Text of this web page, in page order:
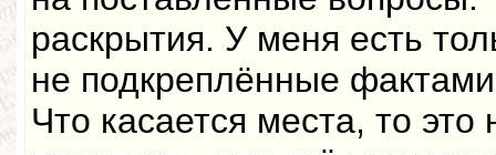
раскрытия. У меня есть
не подкреплённые
Что касается места, то